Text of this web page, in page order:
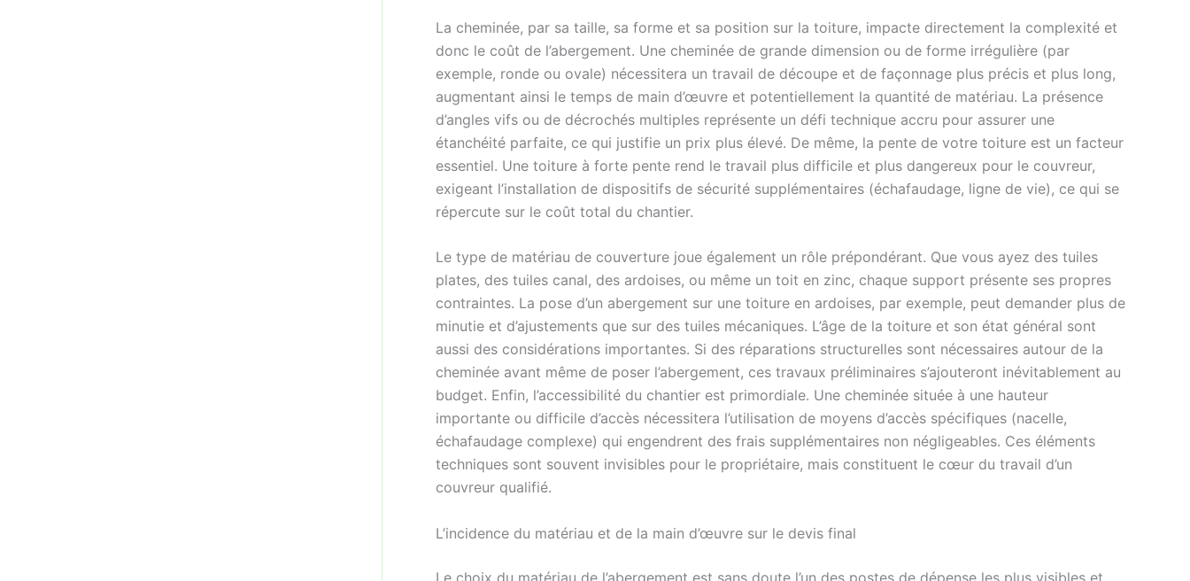
La cheminée, par sa taille, sa forme et sa position sur la toiture, impacte directement la complexité et
donc le coût de l’abergement. Une cheminée de grande dimension ou de forme irrégulière (par
exemple, ronde ou ovale) nécessitera un travail de découpe et de façonnage plus précis et plus long,
augmentant ainsi le temps de main d’œuvre et potentiellement la quantité de matériau. La présence
d’angles vifs ou de décrochés multiples représente un défi technique accru pour assurer une
étanchéité parfaite, ce qui justifie un prix plus élevé. De même, la pente de votre toiture est un facteur
essentiel. Une toiture à forte pente rend le travail plus difficile et plus dangereux pour le couvreur,
exigeant l’installation de dispositifs de sécurité supplémentaires (échafaudage, ligne de vie), ce qui se
répercute sur le coût total du chantier.
Le type de matériau de couverture joue également un rôle prépondérant. Que vous ayez des tuiles
plates, des tuiles canal, des ardoises, ou même un toit en zinc, chaque support présente ses propres
contraintes. La pose d’un abergement sur une toiture en ardoises, par exemple, peut demander plus de
minutie et d’ajustements que sur des tuiles mécaniques. L’âge de la toiture et son état général sont
aussi des considérations importantes. Si des réparations structurelles sont nécessaires autour de la
cheminée avant même de poser l’abergement, ces travaux préliminaires s’ajouteront inévitablement au
budget. Enfin, l’accessibilité du chantier est primordiale. Une cheminée située à une hauteur
importante ou difficile d’accès nécessitera l’utilisation de moyens d’accès spécifiques (nacelle,
échafaudage complexe) qui engendrent des frais supplémentaires non négligeables. Ces éléments
techniques sont souvent invisibles pour le propriétaire, mais constituent le cœur du travail d’un
couvreur qualifié.
L’incidence du matériau et de la main d’œuvre sur le devis final
Le choix du matériau de l’abergement est sans doute l’un des postes de dépense les plus visibles et